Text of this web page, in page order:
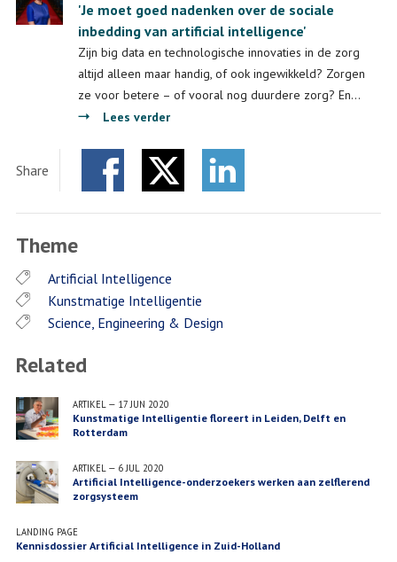
en
regelgeving
voor
robots
en
AI
de
gezondheidszorg
'Je moet goed nadenken over de sociale
inbedding van artificial intelligence'
Zijn big data en technologische innovaties in de zorg
altijd alleen maar handig, of ook ingewikkeld? Zorgen
ze voor betere – of vooral nog duurdere zorg? En…
Lees verderover
moet
goed
inbedding
van
artificial
Share
Theme
Artificial Intelligence
Kunstmatige Intelligentie
Science, Engineering & Design
Related
ARTIKEL— 17 JUN 2020
Kunstmatige Intelligentie floreert in Leiden, Delft en
Rotterdam
ARTIKEL— 6 JUL 2020
Artificial Intelligence-onderzoekers werken aan zelflerend
zorgsysteem
LANDING PAGE
Kennisdossier Artificial Intelligence in Zuid-Holland